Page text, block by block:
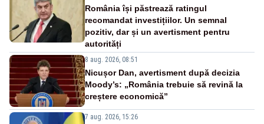
România își păstrează ratingul
recomandat investițiilor. Un semnal
pozitiv, dar și un avertisment pentru
autorități
8 aug. 2026, 08:51
Nicușor Dan, avertisment după decizia
Moody’s: „România trebuie să revină la
creștere economică”
7 aug. 2026, 15:26